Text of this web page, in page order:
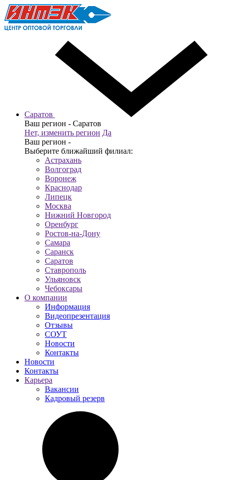
Саратов
Ваш регион - Саратов
Нет, изменить регион Да
Ваш регион -
Выберите ближайший филиал:
Астрахань
Волгоград
Воронеж
Краснодар
Липецк
Москва
Нижний Новгород
Оренбург
Ростов-на-Дону
Самара
Саранск
Саратов
Ставрополь
Ульяновск
Чебоксары
О компании
Информация
Видеопрезентация
Отзывы
СОУТ
Новости
Контакты
Новости
Контакты
Карьера
Вакансии
Кадровый резерв